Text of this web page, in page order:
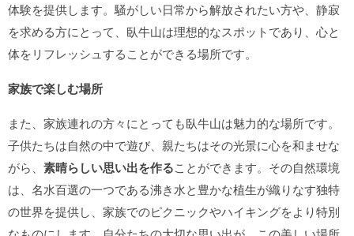
体験を提供します。騒がしい日常から解放されたい方や、静寂
を求める方にとって、臥牛山は理想的なスポットであり、心と
体をリフレッシュすることができる場所です。
家族で楽しむ場所
また、家族連れの方々にとっても臥牛山は魅力的な場所です。
子供たちは自然の中で遊び、親たちはその光景に心を和ませな
がら、 素晴らしい思い出を作ることができます。その自然環境
は、名水百選の一つである沸き水と豊かな植生が織りなす独特
の世界を提供し、家族でのピクニックやハイキングをより特別